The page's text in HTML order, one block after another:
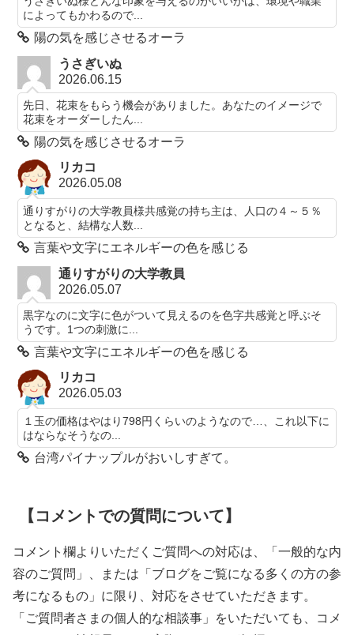
によってもかわるので...
陽の気を感じさせるオーラ
うさぎいぬ
2026.06.15
先日、花束をもらう機会がありました。あなたのイメージで
花束をオーダーしたん...
陽の気を感じさせるオーラ
リカコ
2026.05.08
通りすがりの大学教員様共感覚の持ち主は、人口の４～５％
となると、結構な人数...
言葉や文字にエネルギーの色を感じる
通りすがりの大学教員
2026.05.07
黒字なのに文字に色がついて見えるのを色字共感覚と呼ぶそ
うです。1つの刺激に...
言葉や文字にエネルギーの色を感じる
リカコ
2026.05.03
１玉の価格はやはり798円くらいのようなので…、これ以下に
はならなそうなの...
台湾パイナップルがおいしすぎて。
【コメントでの質問について】
コメント欄よりいただくご質問への対応は、「一般的な内
容のご質問」、または「ブログをご覧になる多くの方の参
考になるもの」に限り、対応をさせていただきます。
「ご質問者さまの個人的な相談事」をいただいても、コメ